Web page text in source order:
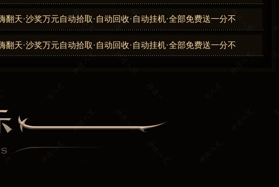
天·沙奖万元自动拾取·自动回收·自动挂机·全部免费送一分不
天·沙奖万元自动拾取·自动回收·自动挂机·全部免费送一分不